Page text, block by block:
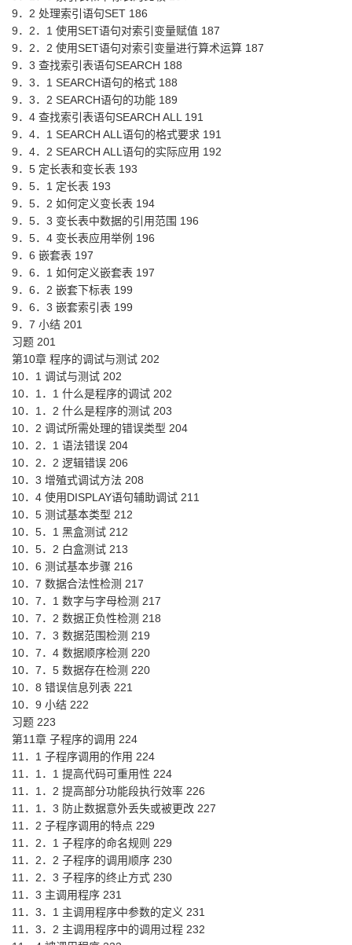
9．2 处理索引语句SET 186
9．2．1 使用SET语句对索引变量赋值 187
9．2．2 使用SET语句对索引变量进行算术运算 187
9．3 查找索引表语句SEARCH 188
9．3．1 SEARCH语句的格式 188
9．3．2 SEARCH语句的功能 189
9．4 查找索引表语句SEARCH ALL 191
9．4．1 SEARCH ALL语句的格式要求 191
9．4．2 SEARCH ALL语句的实际应用 192
9．5 定长表和变长表 193
9．5．1 定长表 193
9．5．2 如何定义变长表 194
9．5．3 变长表中数据的引用范围 196
9．5．4 变长表应用举例 196
9．6 嵌套表 197
9．6．1 如何定义嵌套表 197
9．6．2 嵌套下标表 199
9．6．3 嵌套索引表 199
9．7 小结 201
习题 201
第10章 程序的调试与测试 202
10．1 调试与测试 202
10．1．1 什么是程序的调试 202
10．1．2 什么是程序的测试 203
10．2 调试所需处理的错误类型 204
10．2．1 语法错误 204
10．2．2 逻辑错误 206
10．3 增殖式调试方法 208
10．4 使用DISPLAY语句辅助调试 211
10．5 测试基本类型 212
10．5．1 黑盒测试 212
10．5．2 白盒测试 213
10．6 测试基本步骤 216
10．7 数据合法性检测 217
10．7．1 数字与字母检测 217
10．7．2 数据正负性检测 218
10．7．3 数据范围检测 219
10．7．4 数据顺序检测 220
10．7．5 数据存在检测 220
10．8 错误信息列表 221
10．9 小结 222
习题 223
第11章 子程序的调用 224
11．1 子程序调用的作用 224
11．1．1 提高代码可重用性 224
11．1．2 提高部分功能段执行效率 226
11．1．3 防止数据意外丢失或被更改 227
11．2 子程序调用的特点 229
11．2．1 子程序的命名规则 229
11．2．2 子程序的调用顺序 230
11．2．3 子程序的终止方式 230
11．3 主调用程序 231
11．3．1 主调用程序中参数的定义 231
11．3．2 主调用程序中的调用过程 232